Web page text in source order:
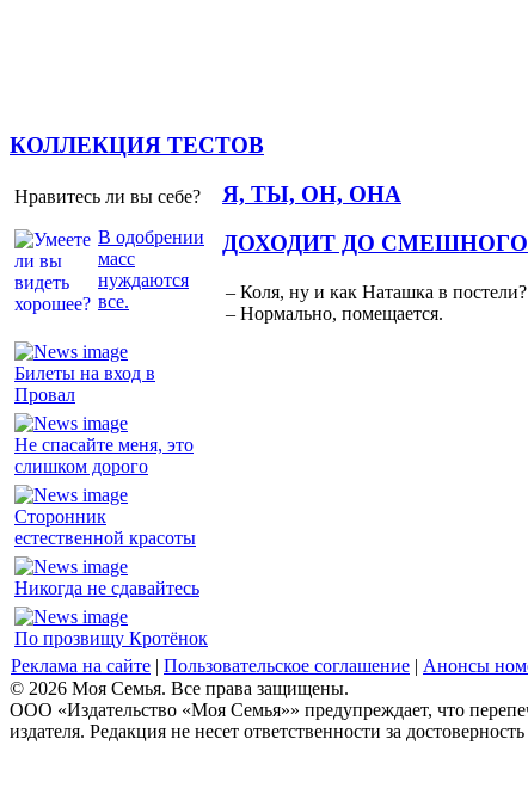
КОЛЛЕКЦИЯ ТЕСТОВ
Нравитесь ли вы себе?
В одобрении
масс
нуждаются
все.
Я, ТЫ, ОН, ОНА
Билеты на вход в
Провал
Не спасайте меня, это
слишком дорого
Сторонник
естественной красоты
Никогда не сдавайтесь
По прозвищу Кротёнок
ДОХОДИТ ДО СМЕШНОГО
– Коля, ну и как Наташка в постели?
– Нормально, помещается.
Реклама на сайте | Пользовательское соглашение | Анонсы
© 2026 Моя Семья. Все права защищены.
ООО «Издательство «Моя Семья»» предупреждает, что
издателя. Редакция не несет ответственности за